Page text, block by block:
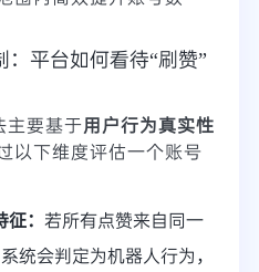
平台如何看待“刷赞”
要基于用户行为真实性
以下维度评估一个账号
： 若所有点赞来自同一
统会判定为机器人行为，